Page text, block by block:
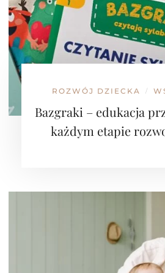
ROZWÓJ DZIECKA /
Bazgraki – edukacja
każdym etapie